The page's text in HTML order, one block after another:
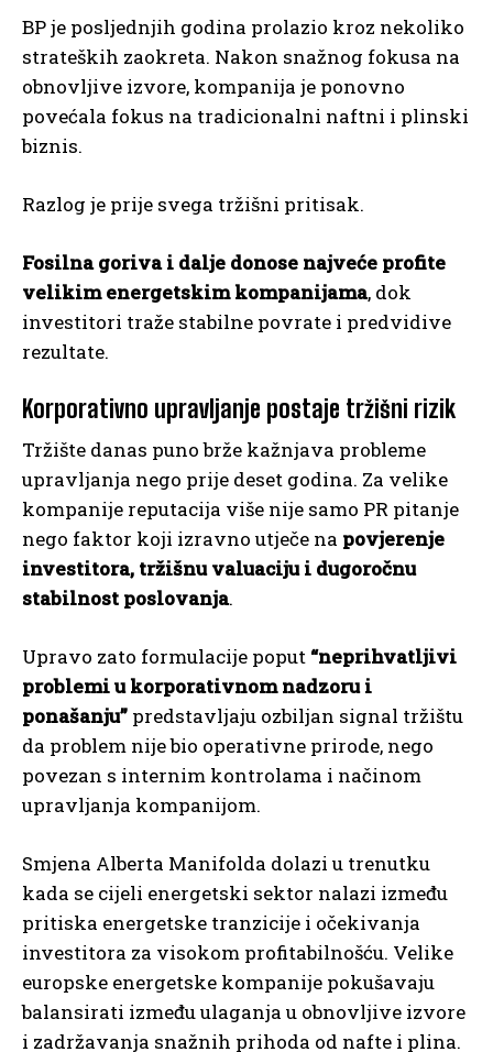
BP je posljednjih godina prolazio kroz nekoliko
strateških zaokreta. Nakon snažnog fokusa na
obnovljive izvore, kompanija je ponovno
povećala fokus na tradicionalni naftni i plinski
biznis.
Razlog je prije svega tržišni pritisak.
Fosilna goriva i dalje donose najveće profite
velikim energetskim kompanijama, dok
investitori traže stabilne povrate i predvidive
rezultate.
Korporativno upravljanje postaje tržišni rizik
Tržište danas puno brže kažnjava probleme
upravljanja nego prije deset godina. Za velike
kompanije reputacija više nije samo PR pitanje
nego faktor koji izravno utječe na povjerenje
investitora, tržišnu valuaciju i dugoročnu
stabilnost poslovanja.
Upravo zato formulacije poput “neprihvatljivi
problemi u korporativnom nadzoru i
ponašanju” predstavljaju ozbiljan signal tržištu
da problem nije bio operativne prirode, nego
povezan s internim kontrolama i načinom
upravljanja kompanijom.
Smjena Alberta Manifolda dolazi u trenutku
kada se cijeli energetski sektor nalazi između
pritiska energetske tranzicije i očekivanja
investitora za visokom profitabilnošću. Velike
europske energetske kompanije pokušavaju
balansirati između ulaganja u obnovljive izvore
i zadržavanja snažnih prihoda od nafte i plina.